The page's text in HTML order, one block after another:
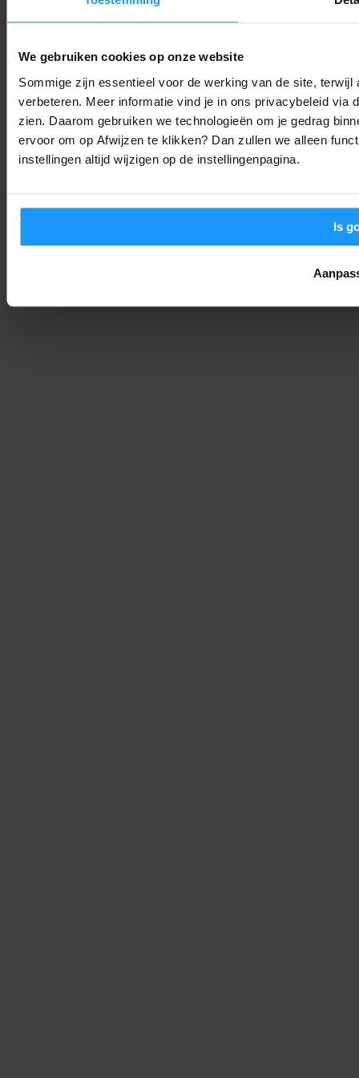
We gebruiken cookies op onze website
Sommige zijn essentieel voor de werking van de site,
verbeteren. Meer informatie vind je in ons privacybeleid via
zien. Daarom gebruiken we technologieën om je gedrag
ervoor om op Afwijzen te klikken? Dan zullen we alleen
instellingen altijd wijzigen op de instellingenpagina.
Is
De Philips Hue Bridge Pro is Hier: Waarom Je Smarthome Nooit
Meer Hetzelfde Zal Zijn
Nieuws Joshua - 4. september 2025